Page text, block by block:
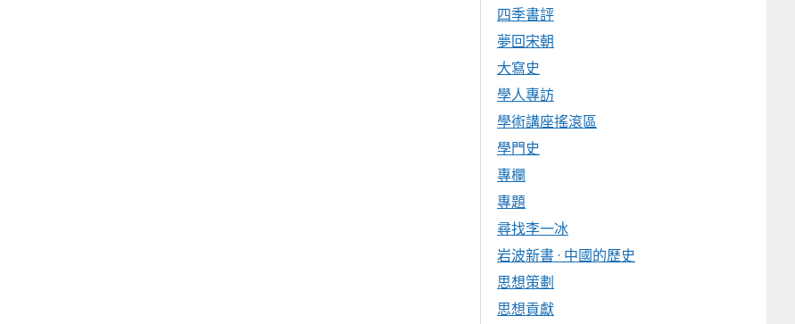
四季書評
夢回宋朝
大寫史
學人專訪
學術講座搖滾區
學門史
專欄
專題
尋找李一冰
岩波新書 · 中國的歷史
思想策劃
思想貢獻